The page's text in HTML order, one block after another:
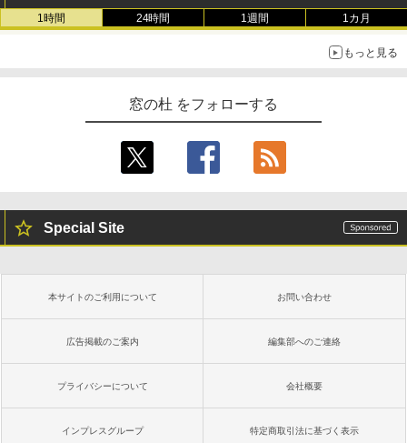
き、グラファイト
1時間 24時間 1週間 1カ月
もっと見る
窓の杜 をフォローする
Special Site
本サイトのご利用について お問い合わせ
広告掲載のご案内 編集部へのご連絡
プライバシーについて 会社概要
インプレスグループ 特定商取引法に基づく表示